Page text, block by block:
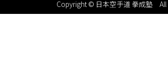
Copyright © 日本空手道 拳成塾 All